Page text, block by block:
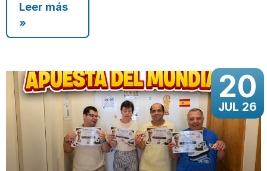
Leer más
»
20
JUL 26